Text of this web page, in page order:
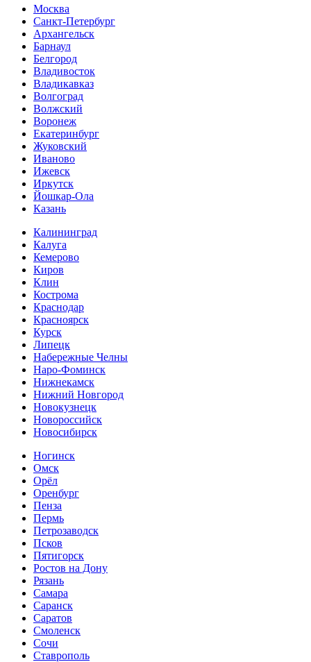
Москва
Санкт-Петербург
Архангельск
Барнаул
Белгород
Владивосток
Владикавказ
Волгоград
Волжский
Воронеж
Екатеринбург
Жуковский
Иваново
Ижевск
Иркутск
Йошкар-Ола
Казань
Калининград
Калуга
Кемерово
Киров
Клин
Кострома
Краснодар
Красноярск
Курск
Липецк
Набережные Челны
Наро-Фоминск
Нижнекамск
Нижний Новгород
Новокузнецк
Новороссийск
Новосибирск
Ногинск
Омск
Орёл
Оренбург
Пенза
Пермь
Петрозаводск
Псков
Пятигорск
Ростов на Дону
Рязань
Самара
Саранск
Саратов
Смоленск
Сочи
Ставрополь